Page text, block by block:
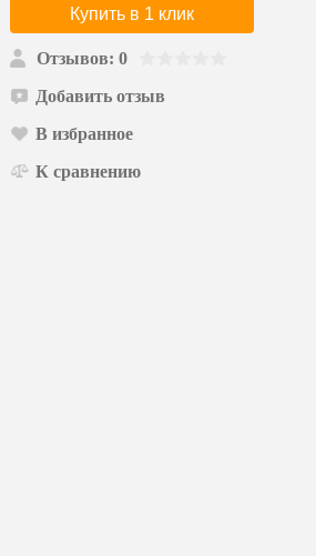
Купить в 1 клик
Отзывов: 0
Добавить отзыв
В избранное
К сравнению